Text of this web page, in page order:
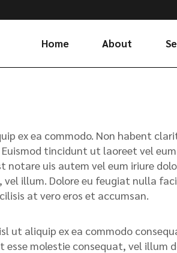
Home About
ex ea commodo. Non habent
tincidunt ut laoreet vel
uis autem vel eum iriure
illum. Dolore eu feugiat nulla
at vero eros et accumsan.
ut aliquip ex ea commodo
molestie consequat, vel illum